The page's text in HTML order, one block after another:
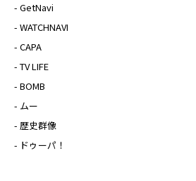
- GetNavi
- WATCHNAVI
- CAPA
- TV LIFE
- BOMB
- ムー
- 歴史群像
- ドゥーパ！